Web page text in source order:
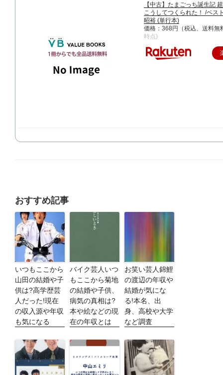
【中古】たまごっち誕生記
こうしてつくられた！ /ベス
昭裕 (単行本)
価格：368円（税込、送料無
時点)
おすすめ記事
いつもここから
山田の結婚や子
供は?高学歴芸
人だった!現在
の収入源や年収
も気になる
バイク芸人いつ
もここから菊地
の結婚や子供、
病気の真相は?
本や絵などの現
在の年収とは
お笑い芸人錦鯉
の渡辺の年収や
結婚が気にな
る!本名、出
身、高校や大学
など調査